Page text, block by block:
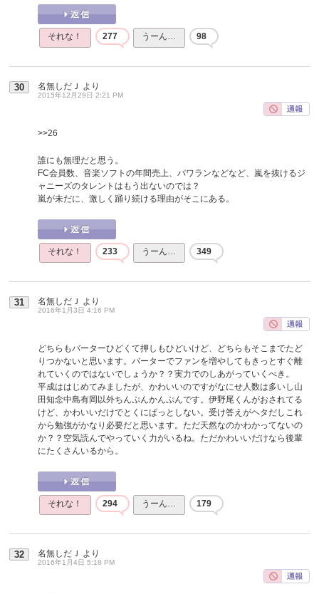
それな！ 277 うーん… 98
30 名無しだＪ より
2015年12月29日 2:21 PM
>>26
誰にも無理だと思う。
FC会員数、音楽ソフトの年間売上、パワランなどなど、嵐を抜けるジ
ャニーズのタレントはもう出ないのでは？
嵐が未だに、激しく踊り続ける理由がそこにある。
それな！ 233 うーん… 349
31 名無しだＪ より
2016年1月3日 4:16 PM
どちらもバーターひどくて押しもひどいけど、どちらもそこまでたど
りつかないと思います。バーターでファンを増やしてもきっとすぐ離
れていくのではないでしょうか？？実力でのしあがっていくべき。
平成ははじめてみましたが、かわいいのですがなにせ人数は多いし山
田知念中島有岡以外ちんぷんかんぷんです。伊野尾くんがおされてる
けど、かわいいだけでとくにぱっとしない。受け答えがヘタだしこれ
から勉強がかなり必要だと思います。ただ天然なのかわかってないの
か？？空気読んでやっていく力がいるね。ただかわいいだけなら後輩
にたくさんいるから。
それな！ 294 うーん… 179
32 名無しだＪ より
2016年1月4日 5:18 PM